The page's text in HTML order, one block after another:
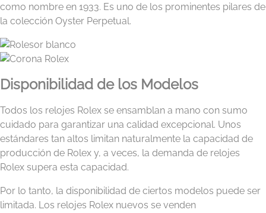
como nombre en 1933. Es uno de los prominentes pilares de
la colección Oyster Perpetual.
Disponibilidad de los Modelos
Todos los relojes Rolex se ensamblan a mano con sumo
cuidado para garantizar una calidad excepcional. Unos
estándares tan altos limitan naturalmente la capacidad de
producción de Rolex y, a veces, la demanda de relojes
Rolex supera esta capacidad.
Por lo tanto, la disponibilidad de ciertos modelos puede ser
limitada. Los relojes Rolex nuevos se venden